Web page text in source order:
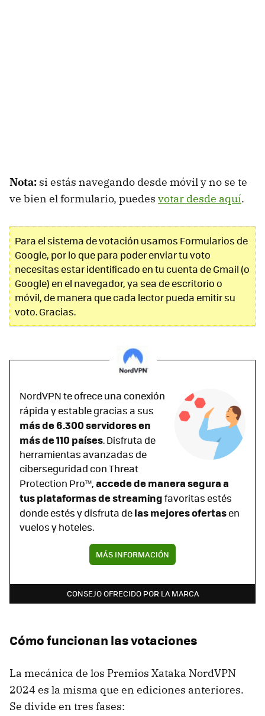
Nota: si estás navegando desde móvil y no se te
ve bien el formulario, puedes votar desde aquí.
Para el sistema de votación usamos Formularios de
Google, por lo que para poder enviar tu voto
necesitas estar identificado en tu cuenta de Gmail (o
Google) en el navegador, ya sea de escritorio o
móvil, de manera que cada lector pueda emitir su
voto. Gracias.
NordVPN te ofrece una conexión
rápida y establegracias a sus
más de 6.300 servidores en
más de 110 países. Disfruta de
herramientas avanzadas de
ciberseguridad con Threat
Protection Pro™,accede de manera segura a
tus plataformas de streamingfavoritas estés
donde estés y disfruta delas mejores ofertasen
vuelos y hoteles.
MÁS INFORMACIÓN
CONSEJO OFRECIDO POR LA MARCA
Cómo funcionan las votaciones
La mecánica de los Premios Xataka NordVPN
2024 es la misma que en ediciones anteriores.
Se divide en tres fases: